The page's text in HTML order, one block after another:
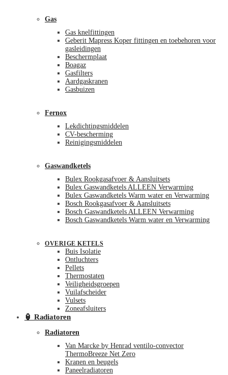
Gas
Gas knelfittingen
Geberit Mapress Koper fittingen en toebehoren voor
gasleidingen
Beschermplaat
Boagaz
Gasfilters
Aardgaskranen
Gasbuizen
Fernox
Lekdichtingsmiddelen
CV-bescherming
Reinigingsmiddelen
Gaswandketels
Bulex Rookgasafvoer & Aansluitsets
Bulex Gaswandketels ALLEEN Verwarming
Bulex Gaswandketels Warm water en Verwarming
Bosch Rookgasafvoer & Aansluitsets
Bosch Gaswandketels ALLEEN Verwarming
Bosch Gaswandketels Warm water en Verwarming
OVERIGE KETELS
Buis Isolatie
Ontluchters
Pellets
Thermostaten
Veiligheidsgroepen
Vuilafscheider
Vulsets
Zoneafsluiters
🏮 Radiatoren
Radiatoren
Van Marcke by Henrad ventilo-convector
ThermoBreeze Net Zero
Kranen en beugels
Paneelradiatoren